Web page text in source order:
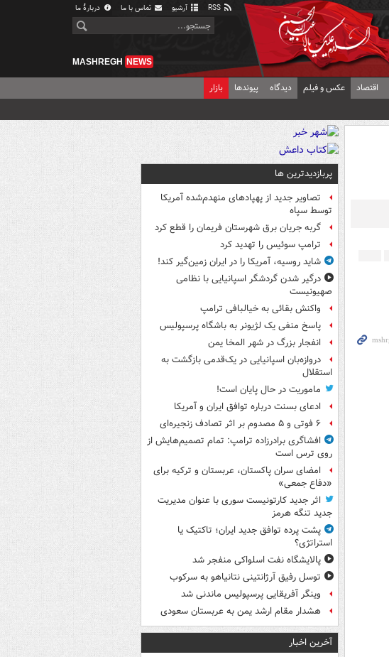
آرشیو تماس با ما دربارهٔ ما
MASHREGH NEWS
اقتصاد عکس و فیلم دیدگاه پیوندها بازار
پربازدیدترین ها
تصاویر جدید از پهپادهای منهدم‌شده آمریکا
توسط سپاه
گربه جریان برق شهرستان فریمان را قطع کرد
ترامپ سوئیس را تهدید کرد
شاید روسیه، آمریکا را در ایران زمین‌گیر کند!
درگیر شدن گردشگر اسپانیایی با نظامی
صهیونیست
واکنش بقائی به خیالبافی ترامپ
پاسخ منفی یک لژیونر به باشگاه پرسپولیس
انفجار بزرگ در شهر المخا یمن
دروازه‌بان اسپانیایی در یک‌قدمی بازگشت به
استقلال
ماموریت در حال پایان است!
ادعای بسنت درباره توافق ایران و آمریکا
۶ فوتی و ۵ مصدوم بر اثر تصادف زنجیره‌ای
افشاگری برادرزاده ترامپ: تمام تصمیم‌هایش از
روی ترس است
امضای سران پاکستان، عربستان و ترکیه برای
«دفاع جمعی»
اثر جدید کارتونیست سوری با عنوان مدیریت
جدید تنگه هرمز
پشت پرده توافق جدید ایران؛ تاکتیک یا
استراتژی؟
پالایشگاه نفت اسلواکی منفجر شد
توسل رفیق آرژانتینی نتانیاهو به سرکوب
وینگر آفریقایی پرسپولیس ماندنی شد
هشدار مقام ارشد یمن به عربستان سعودی
آخرین اخبار